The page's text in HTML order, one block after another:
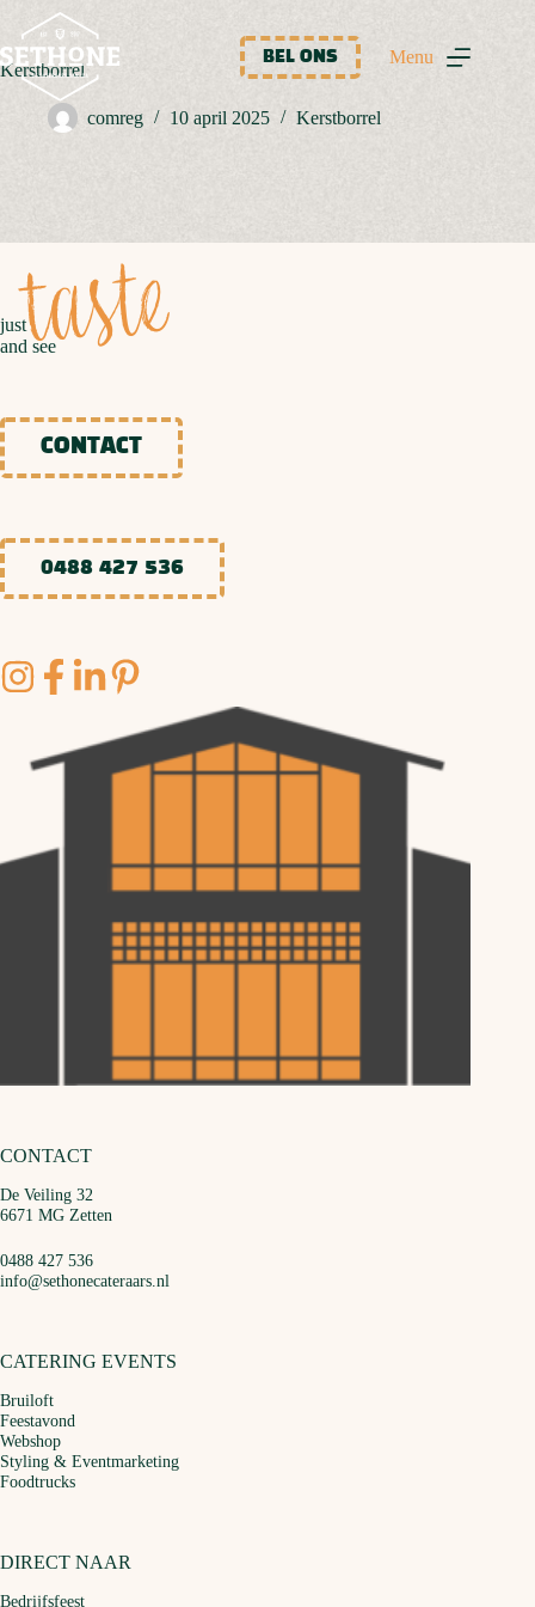
naar
de
inhoud
BEL ONS Menu
Kerstborrel
comreg 10 april 2025 Kerstborrel
justtaste
and see
CONTACT
0488 427 536
CONTACT
De Veiling 32
6671 MG Zetten
0488 427 536
info@sethonecateraars.nl
CATERING EVENTS
Bruiloft
Feestavond
Webshop
Styling & Eventmarketing
Foodtrucks
DIRECT NAAR
Bedrijfsfeest